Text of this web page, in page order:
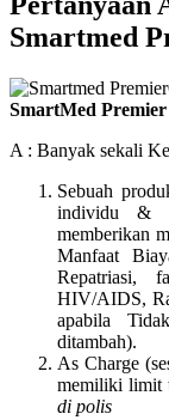
Smartmed
SmartMed Premier
A : Banyak sekali
Sebuah
individu &
memberikan
Manfaat
Repatriasi,
HIV/AIDS,
apabila
ditambah).
As Charge
memiliki limit
di polis